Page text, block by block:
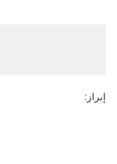
إبراز: